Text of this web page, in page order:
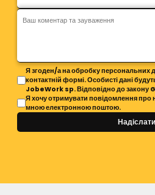
Я згоден/а на обробку персональних
контактній формі. Особисті дані
JobeWork sp. Відповідно до закону
Я хочу отримувати повідомлення про
мною електронною поштою.
Надіслати